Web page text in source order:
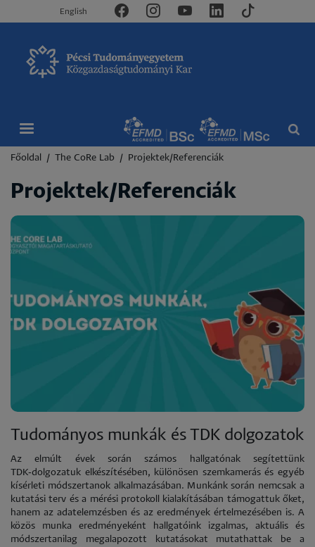
English
Morzsa
Főoldal The CoRe Lab Projektek/Referenciák
Projektek/Referenciák
Tudományos munkák és TDK dolgozatok
Az elmúlt évek során számos hallgatónak segítettünk
TDK‑dolgozatuk elkészítésében, különösen szemkamerás és egyéb
kísérleti módszertanok alkalmazásában. Munkánk során nemcsak a
kutatási terv és a mérési protokoll kialakításában támogattuk őket,
hanem az adatelemzésben és az eredmények értelmezésében is. A
közös munka eredményeként hallgatóink izgalmas, aktuális és
módszertanilag megalapozott kutatásokat mutathattak be a